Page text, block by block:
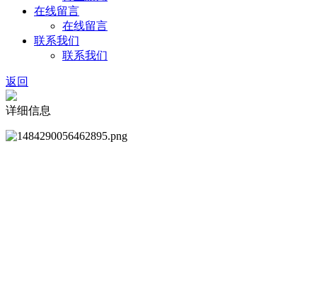
在线留言
在线留言
联系我们
联系我们
返回
详细信息